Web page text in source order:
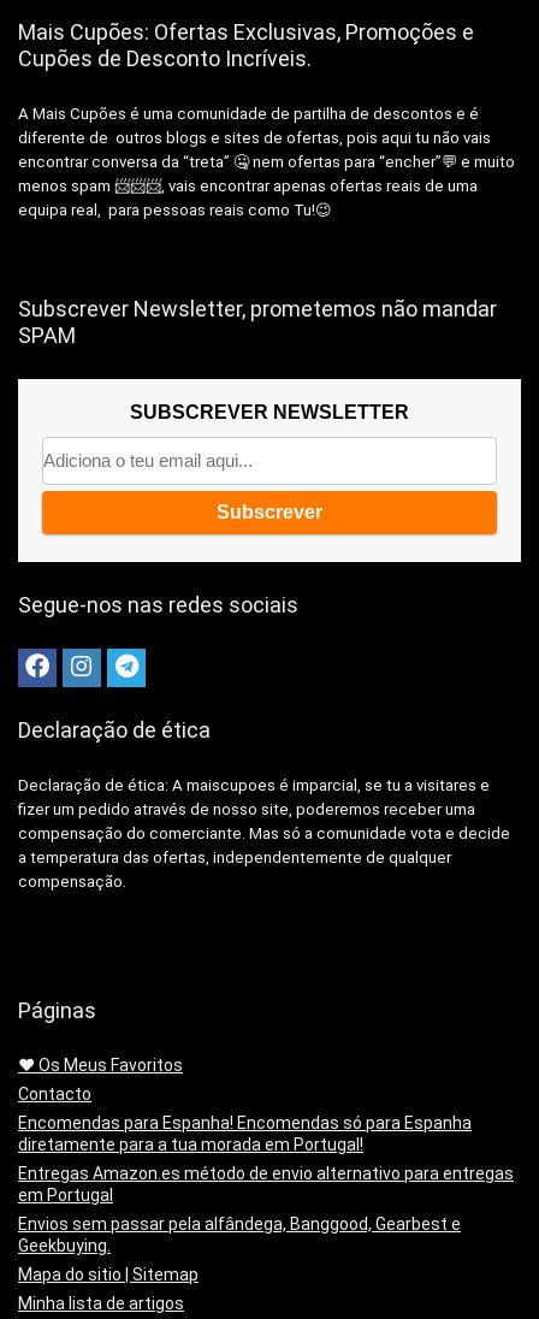
Mais Cupões: Ofertas Exclusivas, Promoções e
Cupões de Desconto Incríveis.
A Mais Cupões é uma comunidade de partilha de descontos e é
diferente de outros blogs e sites de ofertas, pois aqui tu não vais
encontrar conversa da “treta” 🤐 nem ofertas para “encher”💬 e muito
menos spam 📨📨📨, vais encontrar apenas ofertas reais de uma
equipa real, para pessoas reais como Tu!😉
Subscrever Newsletter, prometemos não mandar
SPAM
SUBSCREVER NEWSLETTER
Segue-nos nas redes sociais
Declaração de ética
Declaração de ética: A maiscupoes é imparcial, se tu a visitares e
fizer um pedido através de nosso site, poderemos receber uma
compensação do comerciante. Mas só a comunidade vota e decide
a temperatura das ofertas, independentemente de qualquer
compensação.
Páginas
❤️ Os Meus Favoritos
Contacto
Encomendas para Espanha! Encomendas só para Espanha
diretamente para a tua morada em Portugal!
Entregas Amazon.es método de envio alternativo para entregas
em Portugal
Envios sem passar pela alfândega, Banggood, Gearbest e
Geekbuying.
Mapa do sitio | Sitemap
Minha lista de artigos